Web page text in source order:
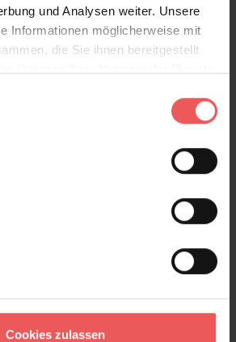
und Analysen weiter. Unsere
Informationen möglicherweise mit
die Sie ihnen bereitgestellt
Cookies zulassen